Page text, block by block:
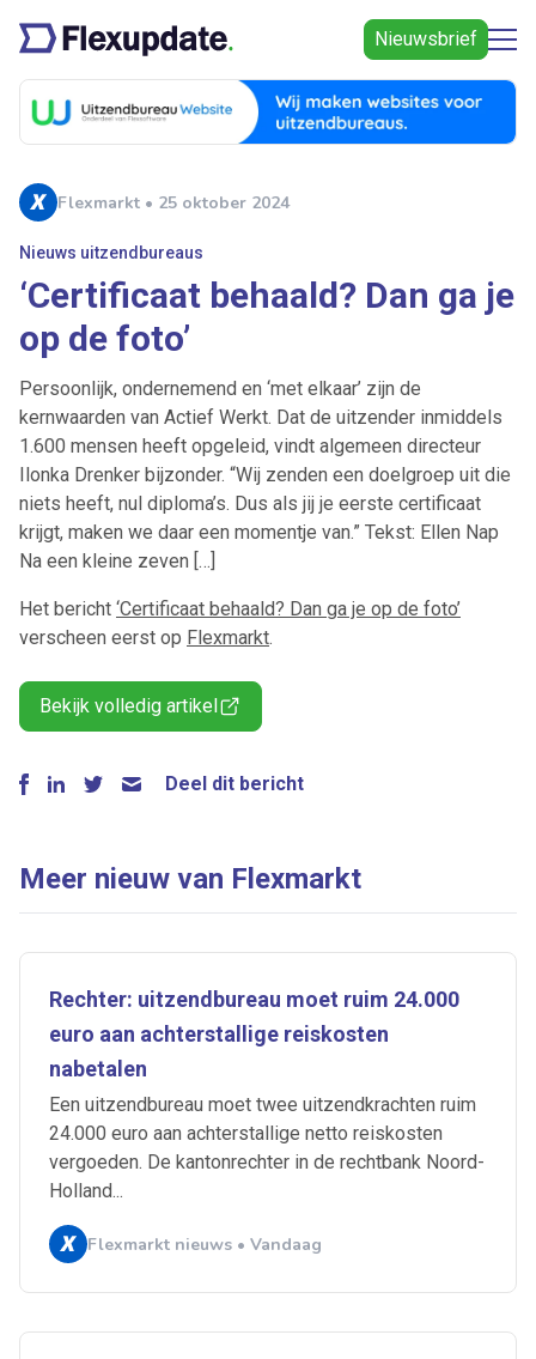
Nieuwsbrief
Flexmarkt • 25 oktober 2024
Nieuws uitzendbureaus
‘Certificaat behaald? Dan ga je
op de foto’
Persoonlijk, ondernemend en ‘met elkaar’ zijn de
kernwaarden van Actief Werkt. Dat de uitzender inmiddels
1.600 mensen heeft opgeleid, vindt algemeen directeur
Ilonka Drenker bijzonder. “Wij zenden een doelgroep uit die
niets heeft, nul diploma’s. Dus als jij je eerste certificaat
krijgt, maken we daar een momentje van.” Tekst: Ellen Nap
Na een kleine zeven […]
Het bericht ‘Certificaat behaald? Dan ga je op de foto’
verscheen eerst op Flexmarkt.
Bekijk volledig artikel
Deel dit bericht
Meer nieuw van Flexmarkt
Rechter: uitzendbureau moet ruim 24.000
euro aan achterstallige reiskosten
nabetalen
Een uitzendbureau moet twee uitzendkrachten ruim
24.000 euro aan achterstallige netto reiskosten
vergoeden. De kantonrechter in de rechtbank Noord-
Holland...
Flexmarkt nieuws • Vandaag